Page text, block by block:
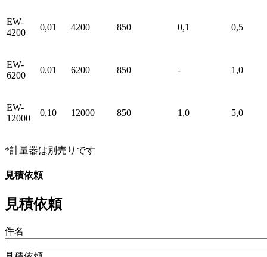
EW-
4200
0,01 4200 850 0,1 0,5
EW-
6200
0,01 6200 850 - 1,0
EW-
12000
0,10 12000 850 1,0 5,0
*計量器は別売りです
見積依頼
見積依頼
件名